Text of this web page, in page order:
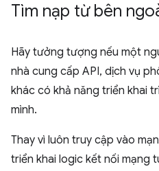
Tìm nạp từ bên
Hãy tưởng tượng nếu một
nhà cung cấp API, dịch vụ
khác có khả năng triển khai
mình.
Thay vì luôn truy cập vào
triển khai logic kết nối mạng